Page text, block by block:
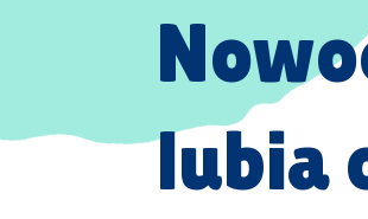
lubia